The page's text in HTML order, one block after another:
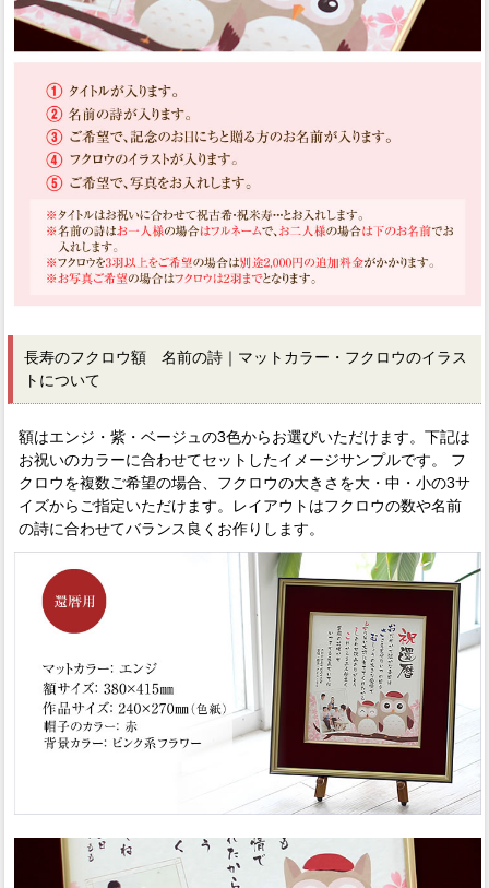
長寿のフクロウ額 名前の詩｜マットカラー・フクロウのイラス
トについて
額はエンジ・紫・ベージュの3色からお選びいただけます。下記は
お祝いのカラーに合わせてセットしたイメージサンプルです。 フ
クロウを複数ご希望の場合、フクロウの大きさを大・中・小の3サ
イズからご指定いただけます。レイアウトはフクロウの数や名前
の詩に合わせてバランス良くお作りします。